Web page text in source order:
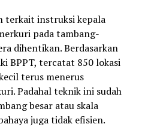
terkait instruksi kepala
pada tambang-
dihentikan. Berdasarkan
BPPT, tercatat 850 lokasi
terus menerus
Padahal teknik ini sudah
besar atau skala
juga tidak efisien.